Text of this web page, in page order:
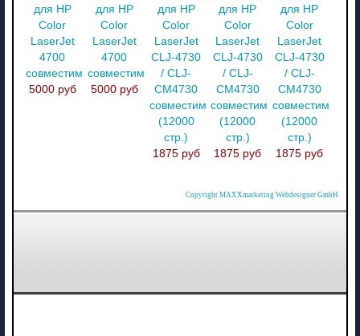
для HP
Color
LaserJet
4700
совместимый
5000 руб
для HP
Color
LaserJet
4700
совместимый
5000 руб
для HP
Color
LaserJet
CLJ-4730
/ CLJ-
CM4730
совместимый
(12000
стр.)
1875 руб
для HP
Color
LaserJet
CLJ-4730
/ CLJ-
CM4730
совместимый
(12000
стр.)
1875 руб
для HP
Color
LaserJet
CLJ-4730
/ CLJ-
CM4730
совместимый
(12000
стр.)
1875 руб
Copyright MAXXmarketing Webdesigner GmbH